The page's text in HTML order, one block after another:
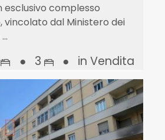
esclusivo complesso
dal Ministero dei
● 3 ● in Vendita